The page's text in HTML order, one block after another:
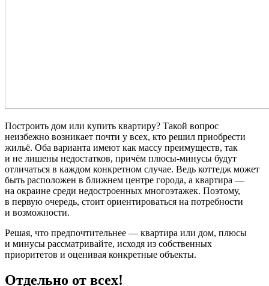
Построить дом или купить квартиру? Такой вопрос
неизбежно возникает почти у всех, кто решил приобрести
жильё. Оба варианта имеют как массу преимуществ, так
и не лишены недостатков, причём плюсы-минусы будут
отличаться в каждом конкретном случае. Ведь коттедж может
быть расположен в ближнем центре города, а квартира —
на окраине среди недостроенных многоэтажек. Поэтому,
в первую очередь, стоит ориентироваться на потребности
и возможности.
Решая, что предпочтительнее — квартира или дом, плюсы
и минусы рассматривайте, исходя из собственных
приоритетов и оценивая конкретные объекты.
Отдельно от всех!